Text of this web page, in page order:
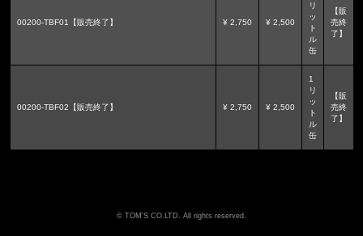
00200-TBF01【販売終了】 ¥ 2,750 ¥ 2,500
リ
ッ
ト
ル
缶
【販
売終
了】
00200-TBF02【販売終了】 ¥ 2,750 ¥ 2,500
1
リ
ッ
ト
ル
缶
【販
売終
了】
TOM'S CO.LTD. All rights reserved.